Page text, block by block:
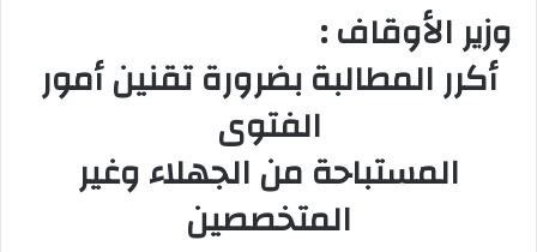
وزير الأوقاف :
أكرر المطالبة بضرورة تقنين أمور
الفتوى
المستباحة من الجهلاء وغير
المتخصصين